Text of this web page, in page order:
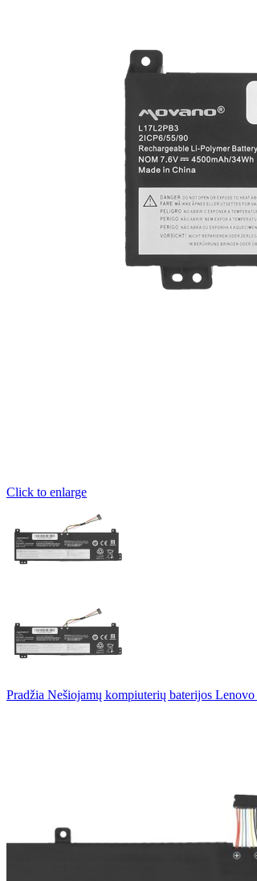
Click to enlarge
Pradžia Nešiojamų kompiuterių baterijos Lenovo